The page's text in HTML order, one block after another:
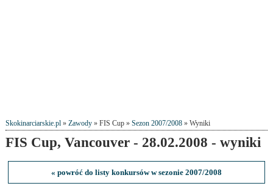
Skokinarciarskie.pl» Zawody» FIS Cup » Sezon 2007/2008» Wyniki
FIS Cup, Vancouver - 28.02.2008 - wyniki
« powróć do listy konkursów w sezonie 2007/2008